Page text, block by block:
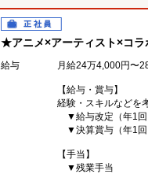
正社員
★アニメ×アーティスト×コ
給与 月給24万4,000円〜
【給与・賞与】
経験・スキルなどを
▼給与改定（年1回
▼決算賞与（年1回
【手当】
▼残業手当